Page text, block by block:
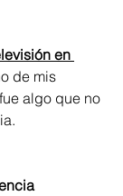
en
de mis
algo que no